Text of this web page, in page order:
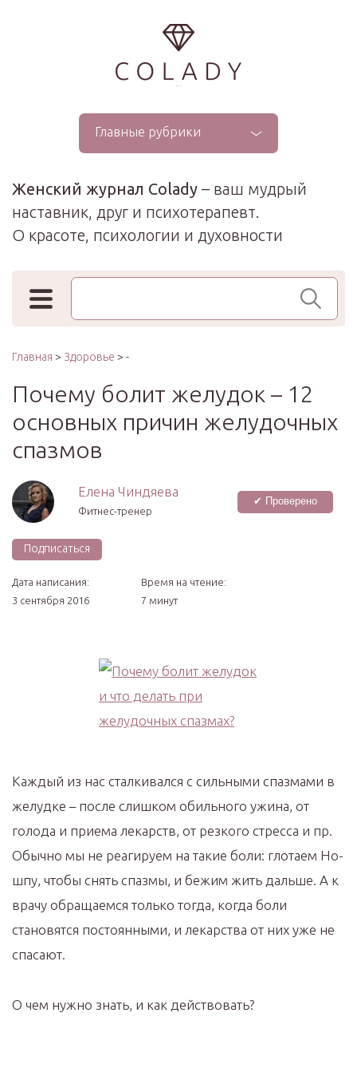
...
Главные рубрики
Женский журнал Colady – ваш мудрый
наставник, друг и психотерапевт.
О красоте, психологии и духовности
Поиск по сайту
Главная > Здоровье > -
Почему болит желудок – 12
основных причин желудочных
спазмов
Елена Чиндяева
Фитнес-тренер
✔ Проверено
Подписаться
Дата написания:
3 сентября 2016
Время на чтение:
7 минут
Каждый из нас сталкивался с сильными спазмами в
желудке – после слишком обильного ужина, от
голода и приема лекарств, от резкого стресса и пр.
Обычно мы не реагируем на такие боли: глотаем Но-
шпу, чтобы снять спазмы, и бежим жить дальше. А к
врачу обращаемся только тогда, когда боли
становятся постоянными, и лекарства от них уже не
спасают.
О чем нужно знать, и как действовать?